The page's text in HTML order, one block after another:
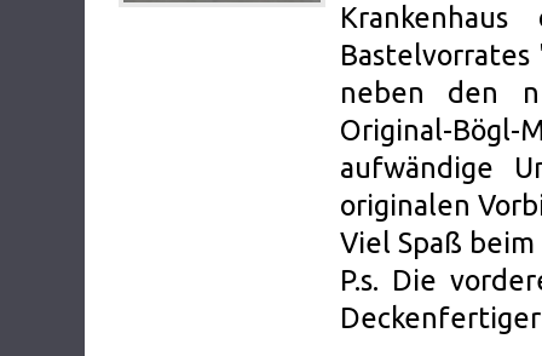
neben den
Original-
aufwändige
originalen
Viel Spaß
P.s. Die